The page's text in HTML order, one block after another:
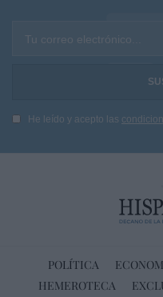
Tu correo electrónico...
He leído y acepto las
POLÍTICA
HEMEROTECA